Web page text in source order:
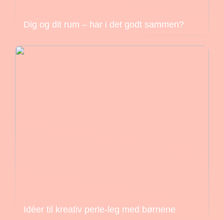
Dig og dit rum – har i det godt sammen?
Idéer til kreativ perle-leg med børnene